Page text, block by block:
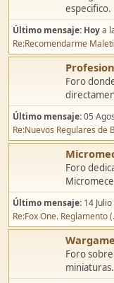
especifico.
Último mensaje: Hoya
Re:Recomendarme
Foro
Último mensaje:05
Re:Nuevos Regulares de
Foro
Último mensaje: 14
Re:Fox One. Reglamento
Foro
miniaturas.